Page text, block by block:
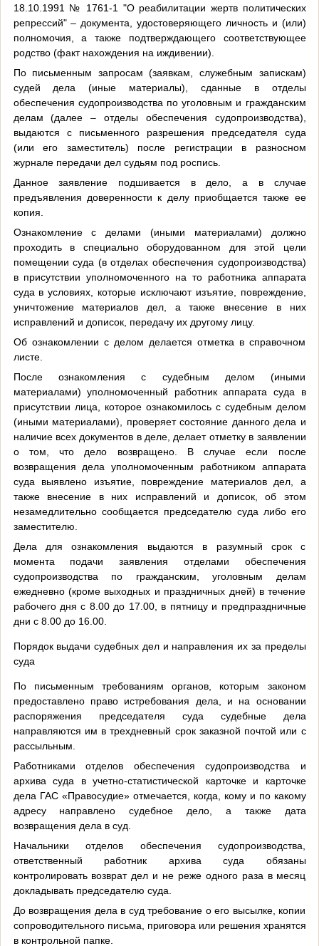
18.10.1991 № 1761-1 "О реабилитации жертв политических
репрессий" – документа, удостоверяющего личность и (или)
полномочия, а также подтверждающего соответствующее
родство (факт нахождения на иждивении).
По письменным запросам (заявкам, служебным запискам)
судей дела (иные материалы), сданные в отделы
обеспечения судопроизводства по уголовным и гражданским
делам (далее – отделы обеспечения судопроизводства),
выдаются с письменного разрешения председателя суда
(или его заместитель) после регистрации в разносном
журнале передачи дел судьям под роспись.
Данное заявление подшивается в дело, а в случае
предъявления доверенности к делу приобщается также ее
копия.
Ознакомление с делами (иными материалами) должно
проходить в специально оборудованном для этой цели
помещении суда (в отделах обеспечения судопроизводства)
в присутствии уполномоченного на то работника аппарата
суда в условиях, которые исключают изъятие, повреждение,
уничтожение материалов дел, а также внесение в них
исправлений и дописок, передачу их другому лицу.
Об ознакомлении с делом делается отметка в справочном
листе.
После ознакомления с судебным делом (иными
материалами) уполномоченный работник аппарата суда в
присутствии лица, которое ознакомилось с судебным делом
(иными материалами), проверяет состояние данного дела и
наличие всех документов в деле, делает отметку в заявлении
о том, что дело возвращено. В случае если после
возвращения дела уполномоченным работником аппарата
суда выявлено изъятие, повреждение материалов дел, а
также внесение в них исправлений и дописок, об этом
незамедлительно сообщается председателю суда либо его
заместителю.
Дела для ознакомления выдаются в разумный срок с
момента подачи заявления отделами обеспечения
судопроизводства по гражданским, уголовным делам
ежедневно (кроме выходных и праздничных дней) в течение
рабочего дня с 8.00 до 17.00, в пятницу и предпраздничные
дни с 8.00 до 16.00.
Порядок выдачи судебных дел и направления их за пределы
суда
По письменным требованиям органов, которым законом
предоставлено право истребования дела, и на основании
распоряжения председателя суда судебные дела
направляются им в трехдневный срок заказной почтой или с
рассыльным.
Работниками отделов обеспечения судопроизводства и
архива суда в учетно-статистической карточке и карточке
дела ГАС «Правосудие» отмечается, когда, кому и по какому
адресу направлено судебное дело, а также дата
возвращения дела в суд.
Начальники отделов обеспечения судопроизводства,
ответственный работник архива суда обязаны
контролировать возврат дел и не реже одного раза в месяц
докладывать председателю суда.
До возвращения дела в суд требование о его высылке, копии
сопроводительного письма, приговора или решения хранятся
в контрольной папке.